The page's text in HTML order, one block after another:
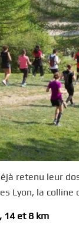
retenu leur
Lyon, la
14 et 8 km